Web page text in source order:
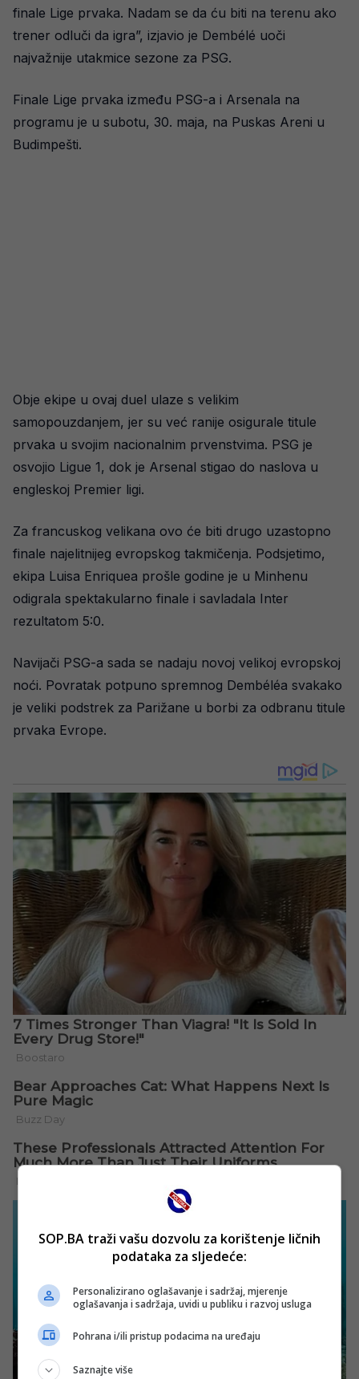
finale Lige prvaka. Nadam se da ću biti na terenu ako
trener odluči da igra”, izjavio je Dembélé uoči
najvažnije utakmice sezone za PSG.
Finale Lige prvaka između PSG-a i Arsenala na
programu je u subotu, 30. maja, na Puskas Areni u
Budimpešti.
Obje ekipe u ovaj duel ulaze s velikim
samopouzdanjem, jer su već ranije osigurale titule
prvaka u svojim nacionalnim prvenstvima. PSG je
osvojio Ligue 1, dok je Arsenal stigao do naslova u
engleskoj Premier ligi.
Za francuskog velikana ovo će biti drugo uzastopno
finale najelitnijeg evropskog takmičenja. Podsjetimo,
ekipa Luisa Enriquea prošle godine je u Minhenu
odigrala spektakularno finale i savladala Inter
rezultatom 5:0.
Navijači PSG-a sada se nadaju novoj velikoj evropskoj
noći. Povratak potpuno spremnog Dembéléa svakako
je veliki podstrek za Parižane u borbi za odbranu titule
prvaka Evrope.
SOP.BA traži vašu dozvolu za korištenje ličnih
podataka za sljedeće:
Personalizirano oglašavanje i sadržaj, mjerenje
oglašavanja i sadržaja, uvidi u publiku i razvoj usluga
Pohrana i/ili pristup podacima na uređaju
Saznajte više